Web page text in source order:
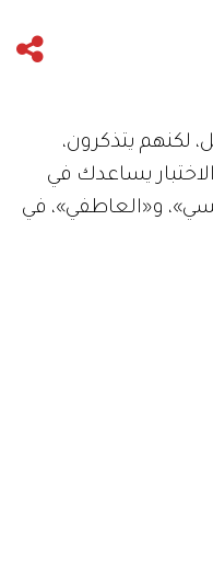
لكنهم يتذكرون،
يساعدك في
و«العاطفي»، في